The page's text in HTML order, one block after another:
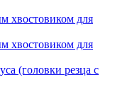
хвостовиком для
хвостовиком для
(головки резца с